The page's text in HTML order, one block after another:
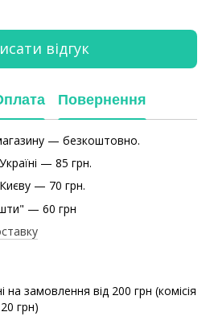
відгук
Повернення
— безкоштовно.
— 85 грн.
— 70 грн.
— 60 грн
замовлення від 200 грн (комісія
грн)